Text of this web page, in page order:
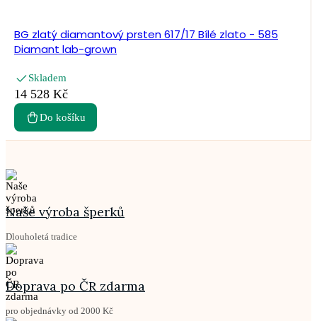
BG zlatý diamantový prsten 617/17 Bílé zlato - 585
Diamant lab-grown
Skladem
14 528 Kč
Do košíku
Naše výroba šperků
Dlouholetá tradice
Doprava po ČR zdarma
pro objednávky od 2000 Kč